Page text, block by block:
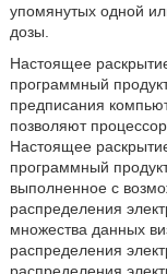
упомянутых одной
дозы.
Настоящее
программный
предписания
позволяют
Настоящее
программный
выполненное с
распределения
множества данных
распределения